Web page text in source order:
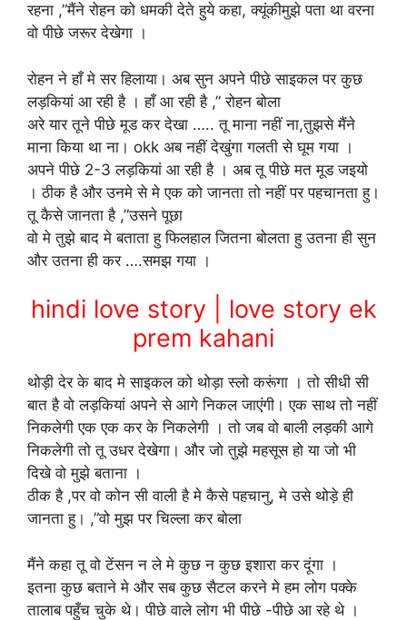
रहना ,”मैंने रोहन को धमकी देते हुये कहा, क्यूंकीमुझे पता था वरना
वो पीछे जरूर देखेगा ।
रोहन ने हाँ मे सर हिलाया। अब सुन अपने पीछे साइकल पर कुछ
लड़कियां आ रही है । हाँ आ रही है ,” रोहन बोला
अरे यार तूने पीछे मूड कर देखा ….. तू माना नहीं ना,तुझसे मैंने
माना किया था ना। okk अब नहीं देखुंगा गलती से घूम गया ।
अपने पीछे 2-3 लड़कियां आ रही है । अब तू पीछे मत मूड जइयो
। ठीक है और उनमे से मे एक को जानता तो नहीं पर पहचानता हु।
तू कैसे जानता है ,”उसने पूछा
वो मे तुझे बाद मे बताता हु फिलहाल जितना बोलता हु उतना ही सुन
और उतना ही कर ….समझ गया ।
hindi love story | love story ek
prem kahani
थोड़ी देर के बाद मे साइकल को थोड़ा स्लो करूंगा । तो सीधी सी
बात है वो लड़कियां अपने से आगे निकल जाएंगी। एक साथ तो नहीं
निकलेगी एक एक कर के निकलेगी । तो जब वो बाली लड़की आगे
निकलेगी तो तू उधर देखेगा। और जो तुझे महसूस हो या जो भी
दिखे वो मुझे बताना ।
ठीक है ,पर वो कोन सी वाली है मे कैसे पहचानु, मे उसे थोड़े ही
जानता हु। ,”वो मुझ पर चिल्ला कर बोला
मैंने कहा तू वो टेंसन न ले मे कुछ न कुछ इशारा कर दूंगा ।
इतना कुछ बताने मे और सब कुछ सैटल करने मे हम लोग पक्के
तालाब पहुँच चुके थे। पीछे वाले लोग भी पीछे -पीछे आ रहे थे ।